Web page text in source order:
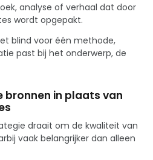
analyse of verhaal dat door
wordt opgepakt.
blind voor één methode,
past bij het onderwerp, de
bronnen in plaats van
draait om de kwaliteit van
vaak belangrijker dan alleen